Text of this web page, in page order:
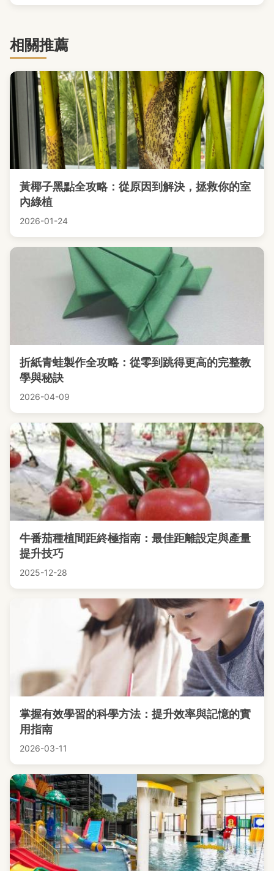
相關推薦
黃椰子黑點全攻略：從原因到解決，拯救你的室
內綠植
2026-01-24
折紙青蛙製作全攻略：從零到跳得更高的完整教
學與秘訣
2026-04-09
牛番茄種植間距終極指南：最佳距離設定與產量
提升技巧
2025-12-28
掌握有效學習的科學方法：提升效率與記憶的實
用指南
2026-03-11